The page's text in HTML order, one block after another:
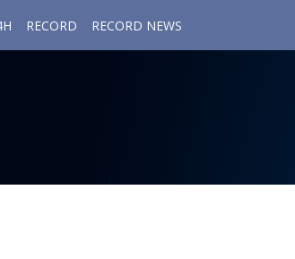
RECORD RECORD NEWS